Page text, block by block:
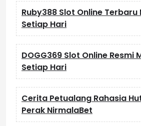
Ruby388 Slot Online
Setiap Hari
DOGG369 Slot Online Resmi
Setiap Hari
Cerita Petualang Rahasia
Perak NirmalaBet